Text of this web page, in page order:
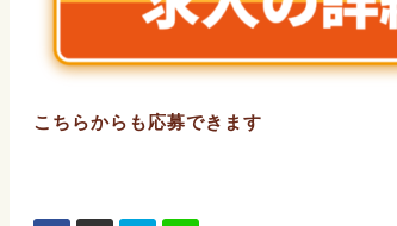
こちらからも応募できます